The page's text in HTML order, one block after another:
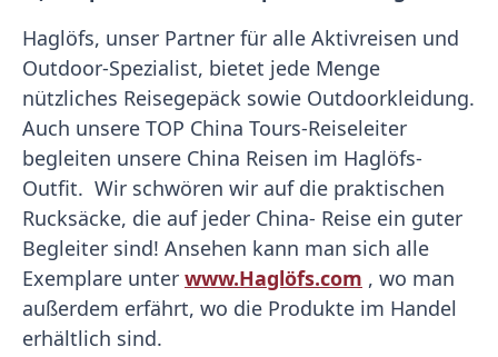
Haglöfs, unser Partner für alle Aktivreisen und
Outdoor-Spezialist, bietet jede Menge
nützliches Reisegepäck sowie Outdoorkleidung.
Auch unsere TOP China Tours-Reiseleiter
begleiten unsere China Reisen im Haglöfs-
Outfit. Wir schwören wir auf die praktischen
Rucksäcke, die auf jeder China- Reise ein guter
Begleiter sind! Ansehen kann man sich alle
Exemplare unter www.Haglöfs.com , wo man
außerdem erfährt, wo die Produkte im Handel
erhältlich sind.